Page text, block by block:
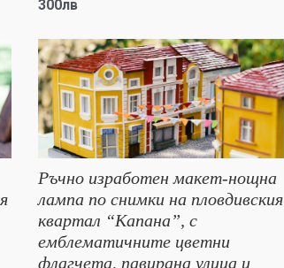
300лв
Ръчно изработен макет-нощна
лампа по снимки на пловдивския
квартал “Капана”, с
емблематичните цветни
флагчета, павирана улица и